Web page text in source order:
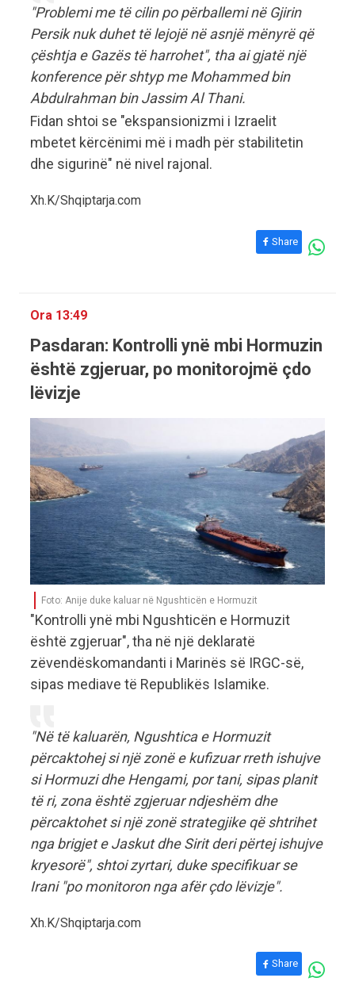
"Problemi me të cilin po përballemi në Gjirin
Persik nuk duhet të lejojë në asnjë mënyrë që
çështja e Gazës të harrohet", tha ai gjatë një
konference për shtyp me Mohammed bin
Abdulrahman bin Jassim Al Thani.
Fidan shtoi se "ekspansionizmi i Izraelit
mbetet kërcënimi më i madh për stabilitetin
dhe sigurinë" në nivel rajonal.
Xh.K/Shqiptarja.com
Share
Ora 13:49
Pasdaran: Kontrolli ynë mbi Hormuzin
është zgjeruar, po monitorojmë çdo
lëvizje
Foto: Anije duke kaluar në Ngushticën e Hormuzit
"Kontrolli ynë mbi Ngushticën e Hormuzit
është zgjeruar", tha në një deklaratë
zëvendëskomandanti i Marinës së IRGC-së,
sipas mediave të Republikës Islamike.
"Në të kaluarën, Ngushtica e Hormuzit
përcaktohej si një zonë e kufizuar rreth ishujve
si Hormuzi dhe Hengami, por tani, sipas planit
të ri, zona është zgjeruar ndjeshëm dhe
përcaktohet si një zonë strategjike që shtrihet
nga brigjet e Jaskut dhe Sirit deri përtej ishujve
kryesorë", shtoi zyrtari, duke specifikuar se
Irani "po monitoron nga afër çdo lëvizje".
Xh.K/Shqiptarja.com
Share